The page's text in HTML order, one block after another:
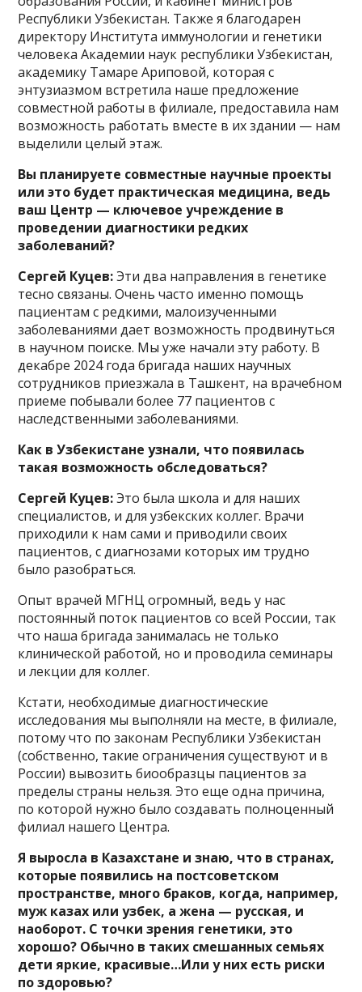
Республики Узбекистан. Также я благодарен
директору Института иммунологии и генетики
человека Академии наук республики Узбекистан,
академику Тамаре Ариповой, которая с
энтузиазмом встретила наше предложение
совместной работы в филиале, предоставила нам
возможность работать вместе в их здании — нам
выделили целый этаж.
Вы планируете совместные научные проекты
или это будет практическая медицина, ведь
ваш Центр — ключевое учреждение в
проведении диагностики редких
заболеваний?
Сергей Куцев:Эти два направления в генетике
тесно связаны. Очень часто именно помощь
пациентам с редкими, малоизученными
заболеваниями дает возможность продвинуться
в научном поиске. Мы уже начали эту работу. В
декабре 2024 года бригада наших научных
сотрудников приезжала в Ташкент, на врачебном
приеме побывали более 77 пациентов с
наследственными заболеваниями.
Как в Узбекистане узнали, что появилась
такая возможность обследоваться?
Сергей Куцев:Это была школа и для наших
специалистов, и для узбекских коллег. Врачи
приходили к нам сами и приводили своих
пациентов, с диагнозами которых им трудно
было разобраться.
Опыт врачей МГНЦ огромный, ведь у нас
постоянный поток пациентов со всей России, так
что наша бригада занималась не только
клинической работой, но и проводила семинары
и лекции для коллег.
Кстати, необходимые диагностические
исследования мы выполняли на месте, в филиале,
потому что по законам Республики Узбекистан
(собственно, такие ограничения существуют и в
России) вывозить биообразцы пациентов за
пределы страны нельзя. Это еще одна причина,
по которой нужно было создавать полноценный
филиал нашего Центра.
Я выросла в Казахстане и знаю, что в странах,
которые появились на постсоветском
пространстве, много браков, когда, например,
муж казах или узбек, а жена — русская, и
наоборот. С точки зрения генетики, это
хорошо? Обычно в таких смешанных семьях
дети яркие, красивые…Или у них есть риски
по здоровью?